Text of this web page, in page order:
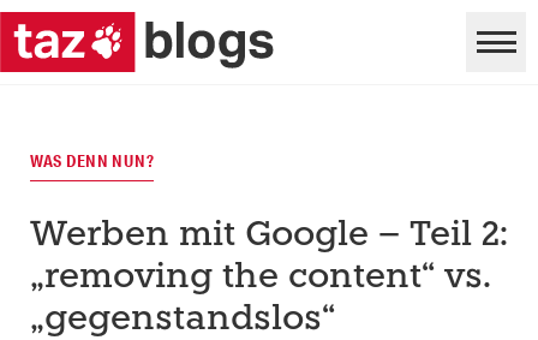
WAS DENN NUN?
Werben mit Google – Teil 2:
„removing the content“ vs.
„gegenstandslos“